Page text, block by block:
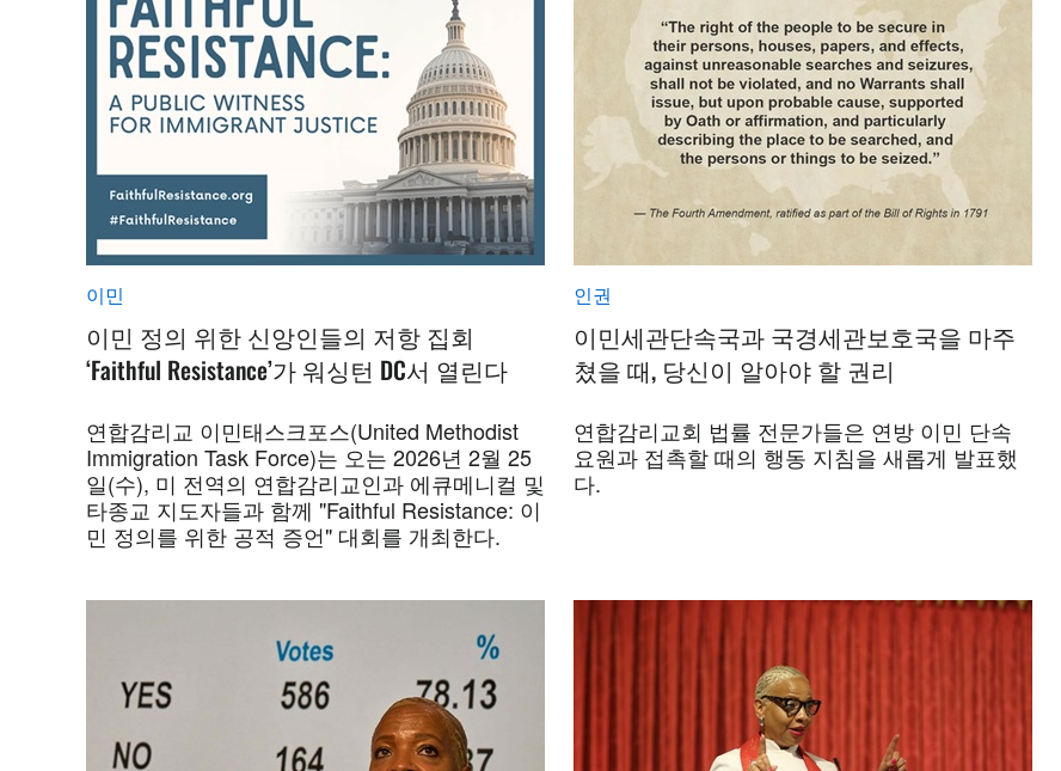
이민
이민 정의 위한 신앙인들의 저항 집회
‘Faithful Resistance’가 워싱턴 DC서 열린다
연합감리교 이민태스크포스(United Methodist
Immigration Task Force)는 오는 2026년 2월 25
일(수), 미 전역의 연합감리교인과 에큐메니컬 및
타종교 지도자들과 함께 "Faithful Resistance: 이
민 정의를 위한 공적 증언" 대회를 개최한다.
인권
이민세관단속국과 국경세관보호국을 마주
쳤을 때, 당신이 알아야 할 권리
연합감리교회 법률 전문가들은 연방 이민 단속
요원과 접촉할 때의 행동 지침을 새롭게 발표했
다.